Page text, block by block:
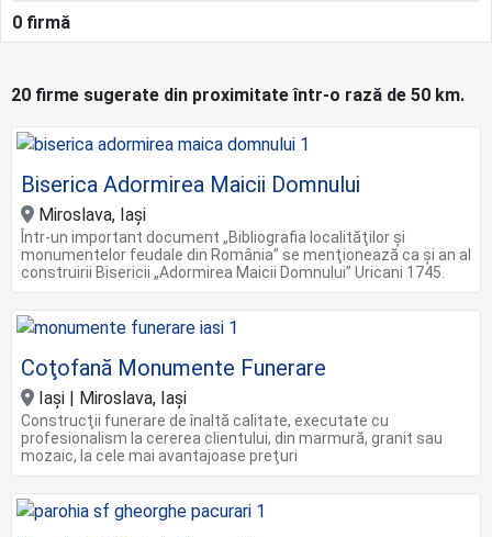
0 firmă
20 firme sugerate din proximitate într-o rază de 50 km.
Biserica Adormirea Maicii Domnului
Miroslava, Iași
Într-un important document „Bibliografia localităţilor şi
monumentelor feudale din România” se menţionează ca şi an al
construirii Bisericii „Adormirea Maicii Domnului” Uricani 1745.
Coţofană Monumente Funerare
Iaşi | Miroslava, Iaşi
Construcţii funerare de înaltă calitate, executate cu
profesionalism la cererea clientului, din marmură, granit sau
mozaic, la cele mai avantajoase preţuri